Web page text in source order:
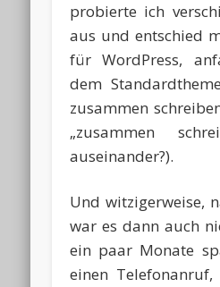
probierte ich
aus und entschied
für WordPress,
dem
zusammen
„zusammen
auseinander?).
Und witzigerweise,
war es dann auch
ein paar Monate
einen